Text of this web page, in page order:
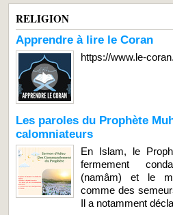
RELIGION
Apprendre à lire le Coran
https://www.le-
Les paroles du Prophète
calomniateurs
En Islam, le
fermement
(namâm) et le
comme des
Il a notamment